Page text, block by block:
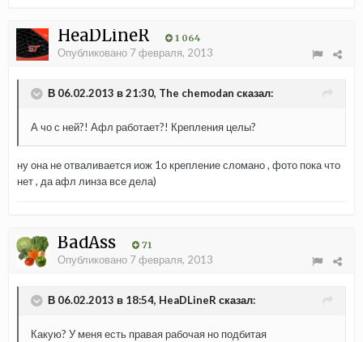
HeaDLineR 1 064
Опубликовано 7 февраля, 2013
В 06.02.2013 в 21:30, The chemodan сказал:
А чо с ней?! Афл работает?! Крепления целы?
ну она не отваливается иож 1о крепление сломано , фото пока что
нет , да афл линза все дела)
BadAss 71
Опубликовано 7 февраля, 2013
В 06.02.2013 в 18:54, HeaDLineR сказал:
Какую? У меня есть правая рабочая но подбитая